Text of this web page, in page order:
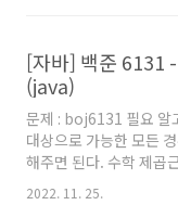
'자바로 백준 풀 때의 팁
주세요. 백준을 자바로
분이나, 백준에서 자바
분들도 보시는걸 추천
로 나누어 떨어지지 않
면, 소인수분해시 2와 5
어떨어..
[자바] 백준 6131
(java)
문제 : boj6131 필요 알
대상으로 가능한 모든
해주면 된다. 수학 제곱
※ 제 코드에서 왜 main
성하지 않았는지, 왜
2022. 11. 25.